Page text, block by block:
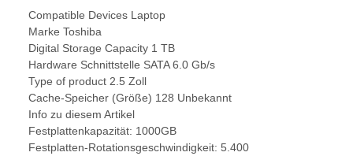
Compatible Devices Laptop
Marke Toshiba
Digital Storage Capacity 1 TB
Hardware Schnittstelle SATA 6.0 Gb/s
Type of product 2.5 Zoll
Cache-Speicher (Größe) 128 Unbekannt
Info zu diesem Artikel
Festplattenkapazität: 1000GB
Festplatten-Rotationsgeschwindigkeit: 5.400